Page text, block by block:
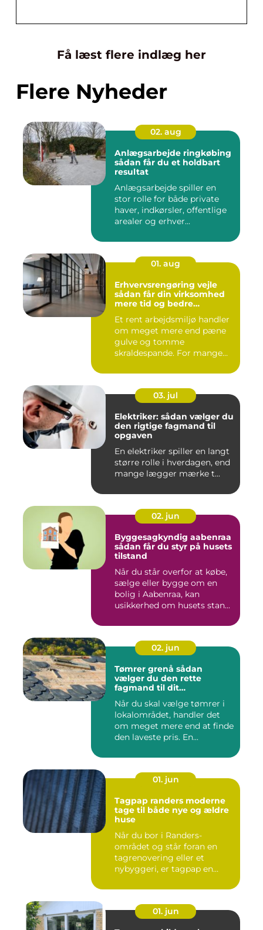
Få læst flere indlæg her
Flere Nyheder
02. aug
Anlægsarbejde ringkøbing
sådan får du et holdbart
resultat
Anlægsarbejde spiller en
stor rolle for både private
haver, indkørsler, offentlige
arealer og erhver...
01. aug
Erhvervsrengøring vejle
sådan får din virksomhed
mere tid og bedre
Et rent arbejdsmiljø handler
om meget mere end pæne
gulve og tomme
skraldespande. For mange
03. jul
Elektriker: sådan vælger du
den rigtige fagmand til
opgaven
En elektriker spiller en langt
større rolle i hverdagen, end
mange lægger mærke t...
02. jun
Byggesagkyndig aabenraa
sådan får du styr på husets
tilstand
Når du står overfor at købe,
sælge eller bygge om en
bolig i Aabenraa, kan
usikkerhed om husets stan...
02. jun
Tømrer grenå sådan
vælger du den rette
fagmand til dit
Når du skal vælge tømrer i
lokalområdet, handler det
om meget mere end at finde
den laveste pris. En...
01. jun
Tagpap randers moderne
tage til både nye og ældre
huse
Når du bor i Randers-
området og står foran en
tagrenovering eller et
nybyggeri, er tagpap en
01. jun